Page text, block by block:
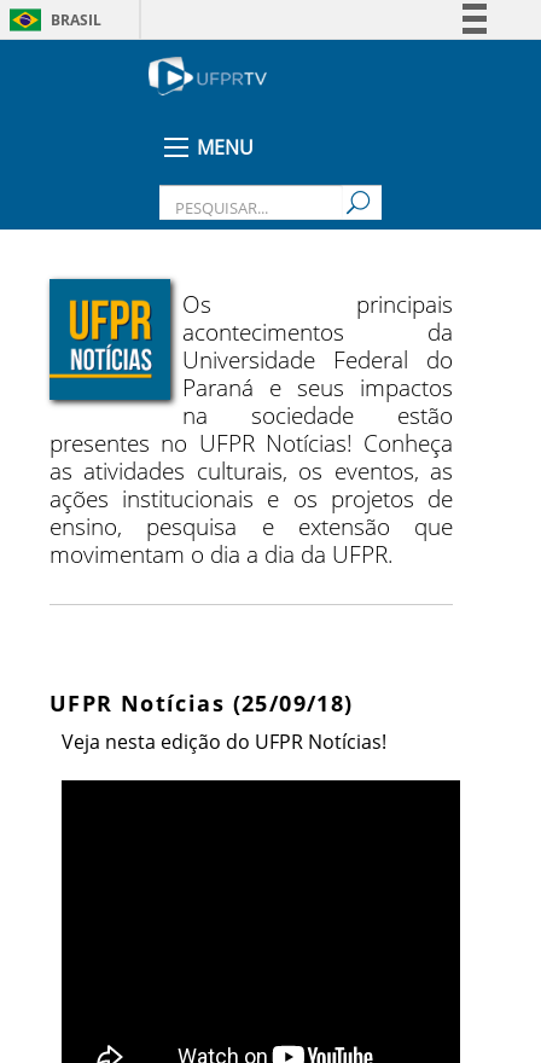
BRASIL
Legislação
MENU
Os principais
acontecimentos da
Universidade Federal do
Paraná e seus impactos
na sociedade estão
presentes no UFPR Notícias! Conheça
as atividades culturais, os eventos, as
ações institucionais e os projetos de
ensino, pesquisa e extensão que
movimentam o dia a dia da UFPR.
UFPR Notícias (25/09/18)
Veja nesta edição do UFPR Notícias!